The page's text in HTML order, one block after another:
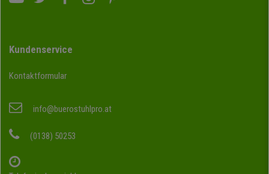
Kundenservice
Kontaktformular
info@buerostuhlpro.at
(0138) 50253